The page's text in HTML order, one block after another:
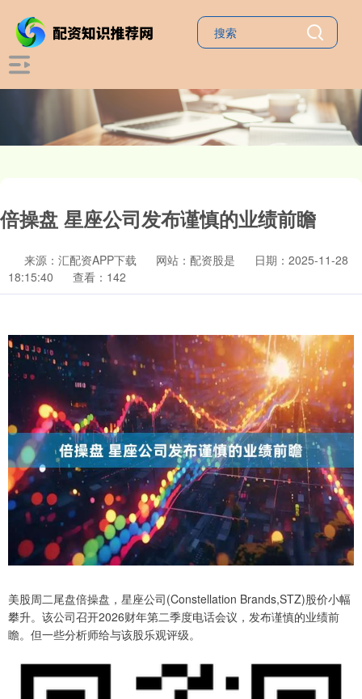
倍操盘 星座公司发布谨慎的业绩前瞻
来源：汇配资APP下载 网站：配资股是
日期：2025-11-28
18:15:40
查看：142
美股周二尾盘倍操盘，星座公司(Constellation Brands,STZ)股价小幅
攀升。该公司召开2026财年第二季度电话会议，发布谨慎的业绩前
瞻。但一些分析师给与该股乐观评级。